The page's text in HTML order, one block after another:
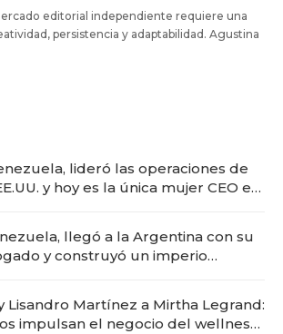
editorial independiente requiere una
persistencia y adaptabilidad. Agustina
lideró las operaciones de
y hoy es la única mujer CEO en
llegó a la Argentina con su
y construyó un imperio
Lisandro Martínez a Mirtha Legrand:
impulsan el negocio del wellness